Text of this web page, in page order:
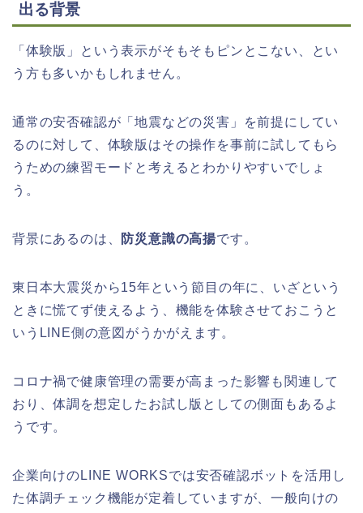
出る背景
「体験版」という表示がそもそもピンとこない、とい
う方も多いかもしれません。
通常の安否確認が「地震などの災害」を前提にしてい
るのに対して、体験版はその操作を事前に試してもら
うための練習モードと考えるとわかりやすいでしょ
う。
背景にあるのは、 防災意識の高揚です。
東日本大震災から15年という節目の年に、いざという
ときに慌てず使えるよう、機能を体験させておこうと
いうLINE側の意図がうかがえます。
コロナ禍で健康管理の需要が高まった影響も関連して
おり、体調を想定したお試し版としての側面もあるよ
うです。
企業向けのLINE WORKSでは安否確認ボットを活用し
た体調チェック機能が定着していますが、一般向けの